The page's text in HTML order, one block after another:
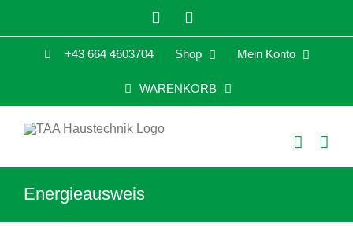
Inhalt
springen
Facebook
+43 664 4603704 Shop Mein Konto
WARENKORB
Energieausweis